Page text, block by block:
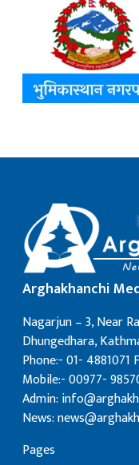
Arghakhanchi
Nagarjun – 3, Near
Dhungedhara,
Phone:- 01- 4881071
Mobile:- 00977-
Admin:
News:
Pages